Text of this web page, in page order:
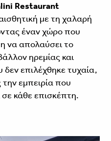
Restaurant
με τη χαλαρή
έναν χώρο που
να απολαύσει το
ηρεμίας και
δεν επιλέχθηκε τυχαία,
εμπειρία που
κάθε επισκέπτη.